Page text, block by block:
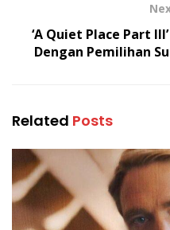
‘A Quiet Place Part
Dengan Pemilihan
Related Posts